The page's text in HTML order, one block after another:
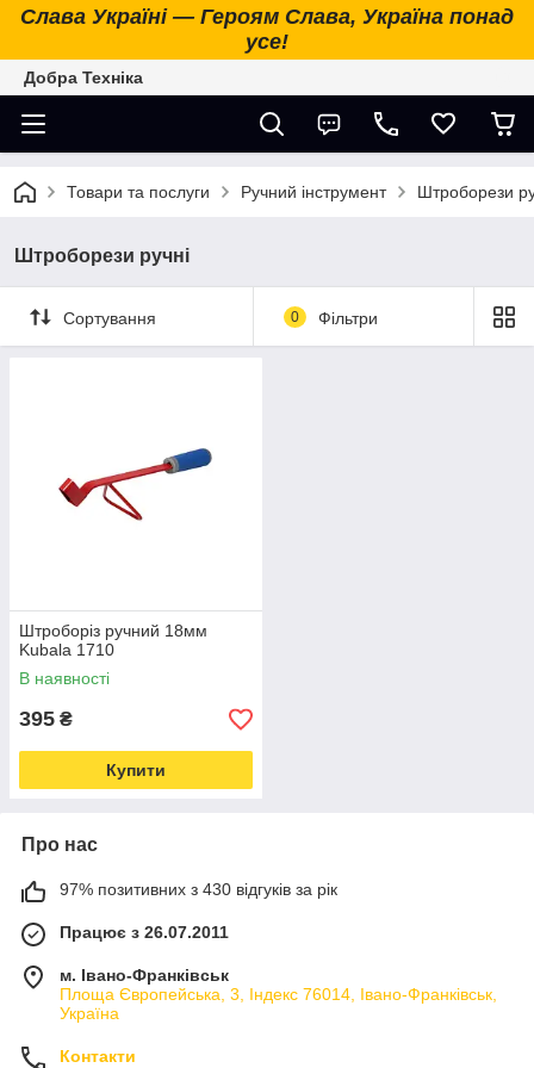
Слава Україні — Героям Слава, Україна понад
усе!
Добра Техніка
Товари та послуги Ручний інструмент Штроборези
Штроборези ручні
Сортування 0 Фільтри
Штроборіз ручний 18мм
Kubala 1710
В наявності
395 ₴
Купити
Про нас
97% позитивних з 430 відгуків за рік
Працює з 26.07.2011
м. Івано-Франківськ
Площа Європейська, 3, Індекс 76014, Івано-Франківськ,
Україна
Контакти